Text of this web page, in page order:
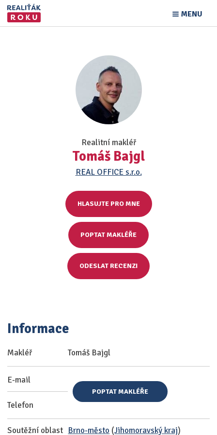
MENU
Realitní makléř
Tomáš Bajgl
REAL OFFICE s.r.o.
HLASUJTE PRO MNE
POPTAT MAKLÉŘE
ODESLAT RECENZI
Informace
Makléř Tomáš Bajgl
E-mail
Telefon
POPTAT MAKLÉŘE
Soutěžní oblast Brno-město (Jihomoravský kraj)